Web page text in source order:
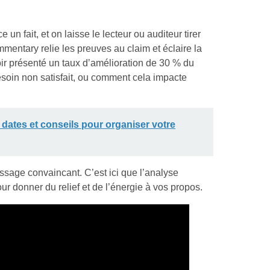
un fait, et on laisse le lecteur ou auditeur tirer
relie les preuves au claim et éclaire la
présenté un taux d’amélioration de 30 % du
non satisfait, ou comment cela impacte
et conseils pour organiser votre
convaincant. C’est ici que l’analyse
donner du relief et de l’énergie à vos propos.